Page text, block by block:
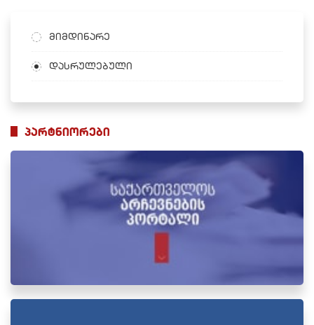
მიმდინარე
დასრულებული
პარტნიორები